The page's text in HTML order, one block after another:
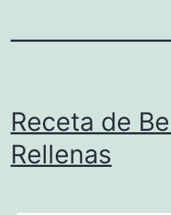
Receta de
Rellenas